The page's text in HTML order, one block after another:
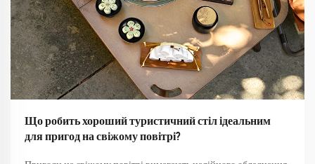
Що робить хороший туристичний стіл ідеальним
для пригод на свіжому повітрі?